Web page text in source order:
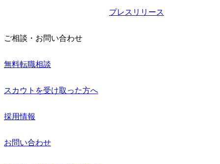
プレスリリース
ご相談・お問い合わせ
無料転職相談
スカウトを受け取った方へ
採用情報
お問い合わせ